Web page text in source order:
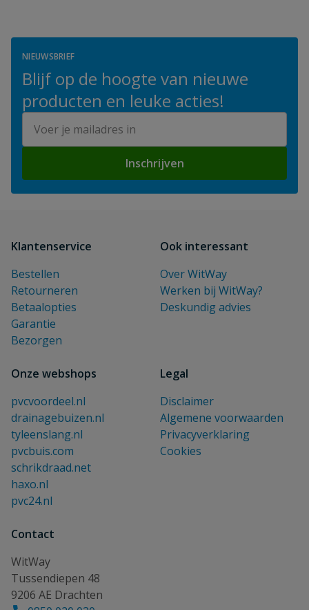
NIEUWSBRIEF
Blijf op de hoogte van nieuwe
producten en leuke acties!
Inschrijven
Klantenservice
Bestellen
Retourneren
Betaalopties
Garantie
Bezorgen
Ook interessant
Over WitWay
Werken bij WitWay?
Deskundig advies
Onze webshops
pvcvoordeel.nl
drainagebuizen.nl
tyleenslang.nl
pvcbuis.com
schrikdraad.net
haxo.nl
pvc24.nl
Legal
Disclaimer
Algemene voorwaarden
Privacyverklaring
Cookies
Contact
WitWay
Tussendiepen 48
9206 AE Drachten